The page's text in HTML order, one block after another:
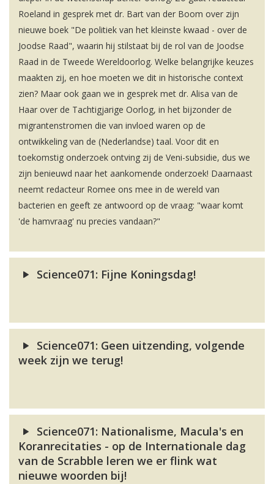
Roeland in gesprek met dr. Bart van der Boom over zijn
nieuwe boek "De politiek van het kleinste kwaad - over de
Joodse Raad", waarin hij stilstaat bij de rol van de Joodse
Raad in de Tweede Wereldoorlog. Welke belangrijke keuzes
maakten zij, en hoe moeten we dit in historische context
zien? Maar ook gaan we in gesprek met dr. Alisa van de
Haar over de Tachtigjarige Oorlog, in het bijzonder de
migrantenstromen die van invloed waren op de
ontwikkeling van de (Nederlandse) taal. Voor dit en
toekomstig onderzoek ontving zij de Veni-subsidie, dus we
zijn benieuwd naar het aankomende onderzoek! Daarnaast
neemt redacteur Romee ons mee in de wereld van
bacterien en geeft ze antwoord op de vraag: "waar komt
'de hamvraag' nu precies vandaan?"
Science071: Fijne Koningsdag!
Science071: Geen uitzending, volgende
week zijn we terug!
Science071: Nationalisme, Macula's en
Koranrecitaties - op de Internationale dag
van de Scrabble leren we er flink wat
nieuwe woorden bij!